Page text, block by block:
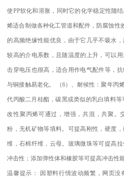
使PP软化和溶胀，同时它的化学稳定性随
烯适合制做各种化工管道和配件，防腐蚀性
的高频绝缘性能优良，由于它几乎不吸水
较高的介电系数，且随温度的上升，可以
击穿电压也很高，适合用作电气配件等，
与铜接触易老化。 （6）、耐候性：聚年丙
代丙酸二月桂酯，碳黑或类似的乳白填料等
改性聚丙烯可通过，增强，共混，共聚。
粉，无机矿物等填料。可提高刚性，硬度
维，石棉纤维，云母。玻璃微珠等可提高
冲击性；添加弹性体和橡胶等可提高冲击性
温馨提示： 因塑料行情波动频繁，网页